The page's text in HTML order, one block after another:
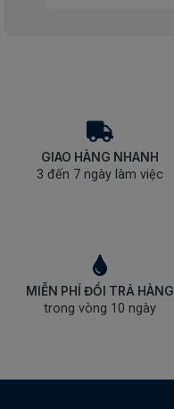
GIAO HÀNG NHANH
3 đến 7 ngày làm việc
MIỄN PHÍ ĐỔI TRẢ HÀNG
trong vòng 10 ngày